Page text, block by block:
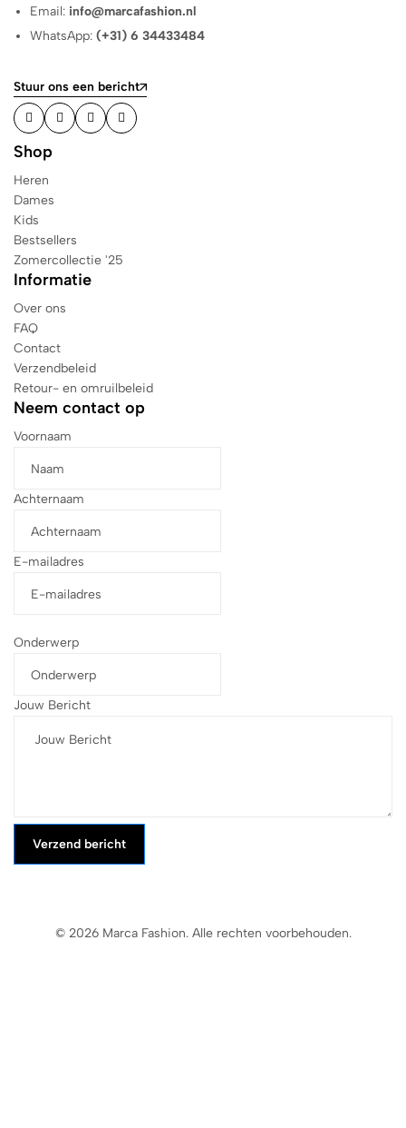
Email: info@marcafashion.nl
WhatsApp:(+31) 6 34433484
Stuur ons een bericht
Shop
Heren
Dames
Kids
Bestsellers
Zomercollectie '25
Informatie
Over ons
FAQ
Contact
Verzendbeleid
Retour- en omruilbeleid
Neem contact op
Voornaam
Achternaam
E-mailadres
Onderwerp
Jouw Bericht
Verzend bericht
© 2026 Marca Fashion. Alle rechten voorbehouden.